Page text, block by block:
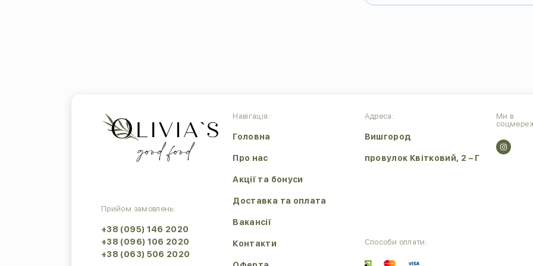
Навігація:
Головна
Про нас
Акції та бонуси
Доставка та оплата
Вакансії
Контакти
Адреса:
Вишгород
провулок Квітковий, 2 – Г
Ми в
Прийом замовлень:
+38 (095) 146 2020
+38 (096) 106 2020
+38 (063) 506 2020
Способи оплати: